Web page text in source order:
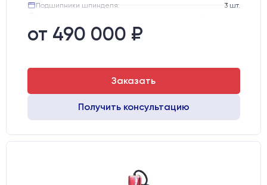
Подшипники шпинделя:
3 шт.
Двигатели:
от 490 000 ₽
Заказать
Получить консультацию